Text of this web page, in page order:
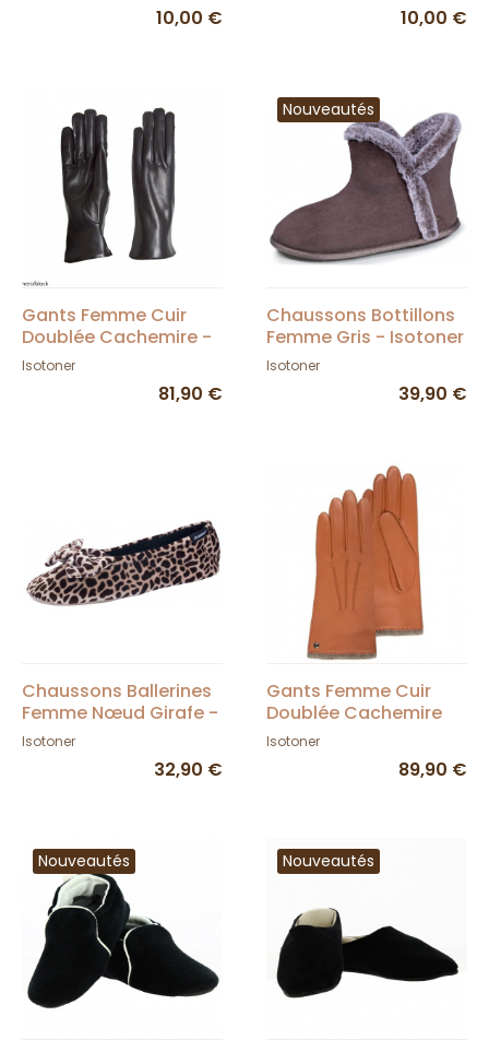
10,00 € 10,00 €
Gants Femme Cuir
Doublée Cachemire -
Gloves
Isotoner
81,90 €
Nouveautés
Chaussons Bottillons
Femme Gris - Isotoner
Isotoner
39,90 €
Chaussons Ballerines
Femme Nœud Girafe -
Isotoner
Isotoner
32,90 €
Gants Femme Cuir
Doublée Cachemire
Mandarine - Isotoner
Isotoner
89,90 €
Nouveautés Nouveautés